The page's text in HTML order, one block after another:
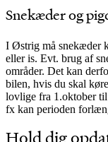
Snekæder og
I Østrig må snekæder
eller is. Evt. brug af
områder. Det kan
bilen, hvis du skal
lovlige fra 1.oktober
fx kan perioden
Hold dig